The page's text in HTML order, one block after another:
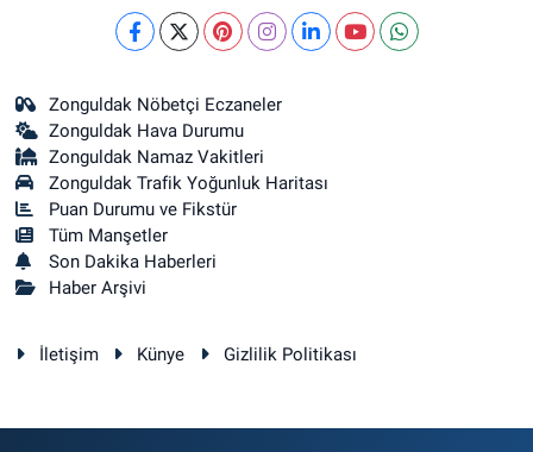
Zonguldak Nöbetçi Eczaneler
Zonguldak Hava Durumu
Zonguldak Namaz Vakitleri
Zonguldak Trafik Yoğunluk Haritası
Puan Durumu ve Fikstür
Tüm Manşetler
Son Dakika Haberleri
Haber Arşivi
İletişim Künye Gizlilik Politikası